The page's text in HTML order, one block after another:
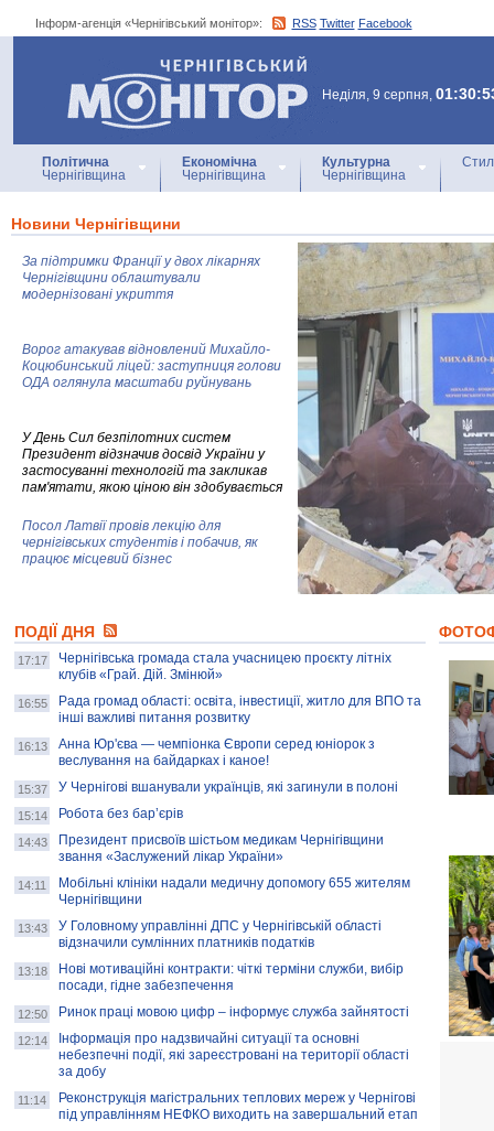
Інформ-агенція «Чернігівський монітор»: RSS Twitter Facebook
Інформ-агенція
«Чернігівський монітор»
Неділя, 9 серпня,
Політична
Чернігівщина
Економічна
Чернігівщина
Культурна
Чернігівщина
Новини Чернігівщини
За підтримки Франції у двох лікарнях
Чернігівщини облаштували
модернізовані укриття
Ворог атакував відновлений Михайло-
Коцюбинський ліцей: заступниця голови
ОДА оглянула масштаби руйнувань
У День Сил безпілотних систем
Президент відзначив досвід України у
застосуванні технологій та закликав
пам'ятати, якою ціною він здобувається
Посол Латвії провів лекцію для
чернігівських студентів і побачив, як
працює місцевий бізнес
колекцію про війну, емоції та тварин
AB InBev Efes Україна підтримала
навчальний проєкт "Молодіжна бізнес-
школа", спрямований на розвиток
підприємництва у Чернігівській області
Золота тварина: видання Forbes
написало про чернігівця Патрона: хто і
скільки на ньому заробляє? І куди
витрачають?
ПОДІЇ ДНЯ
17:17
Чернігівська громада стала учасницею проєкту літніх
клубів «Грай. Дій. Змінюй»
16:55
Рада громад області: освіта, інвестиції, житло для ВПО та
інші важливі питання розвитку
16:13
Анна Юр'єва — чемпіонка Європи серед юніорок з
веслування на байдарках і каное!
15:37 У Чернігові вшанували українців, які загинули в полоні
15:14 Робота без бар’єрів
14:43
Президент присвоїв шістьом медикам Чернігівщини
звання «Заслужений лікар України»
14:11
Мобільні клініки надали медичну допомогу 655 жителям
Чернігівщини
13:43
У Головному управлінні ДПС у Чернігівській області
відзначили сумлінних платників податків
13:18
Нові мотиваційні контракти: чіткі терміни служби, вибір
посади, гідне забезпечення
12:50 Ринок праці мовою цифр – інформує служба зайнятості
12:14
Інформація про надзвичайні ситуації та основні
небезпечні події, які зареєстровані на території області
за добу
11:14
Реконструкція магістральних теплових мереж у Чернігові
під управлінням НЕФКО виходить на завершальний етап